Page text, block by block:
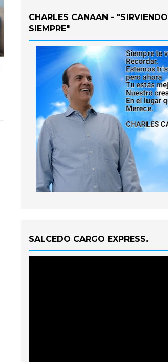
CHARLES CANAAN - "SIRVIENDO
SIEMPRE"
SALCEDO CARGO EXPRESS.